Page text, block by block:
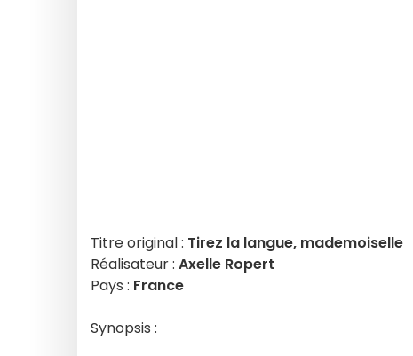
Titre original : Tirez la langue, mademoiselle
Réalisateur : Axelle Ropert
Pays : France
Synopsis :